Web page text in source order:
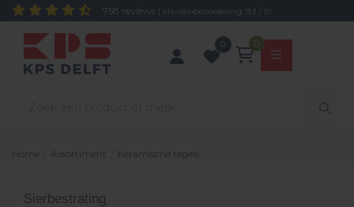
758 reviews | klantenbeoordeling: 9.3 / 10
0 0
Home Assortiment Keramische tegels
Sierbestrating